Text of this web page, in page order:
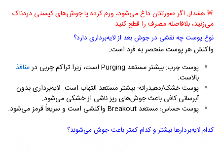
🚨هشدار: اگر صورتتان داغ می‌شود، ورم کرده یا جوش‌های کیستی دردناک
می‌زنید، بلافاصله مصرف را قطع کنید.
نوع پوست چه نقشی در جوش بعد از لایه‌برداری دارد؟
واکنش هر پوست منحصر به فرد است:
پوست چرب: بیشتر مستعد Purging است، زیرا تراکم چربی درمنافذ
بالاست.
پوست خشک/دهیدراته: بیشتر مستعد التهاب است. لایه‌برداری بدون
آبرسانی کافی باعث جوش‌های ریز ناشی از خشکی می‌شود.
پوست حساس: مستعد Breakout واکنشی است و سریعاً قرمز می‌شود.
کدام لایه‌بردارها بیشتر و کدام کمتر باعث جوش می‌شوند؟